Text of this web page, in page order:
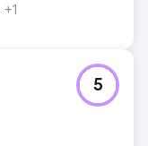
+1
5